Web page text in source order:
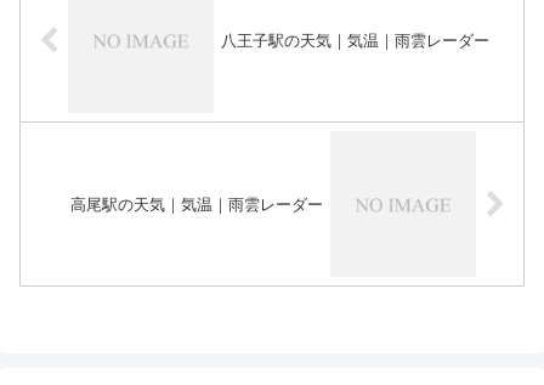
八王子駅の天気｜気温｜雨雲レーダー
高尾駅の天気｜気温｜雨雲レーダー